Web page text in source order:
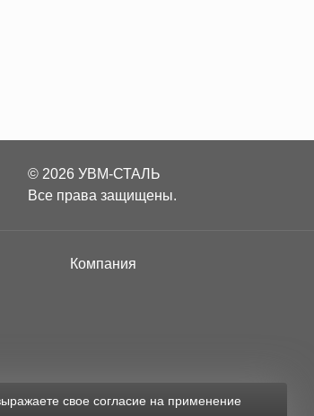
© 2026 УВМ-СТАЛЬ
Все права защищены.
Компания
свое согласие на применение